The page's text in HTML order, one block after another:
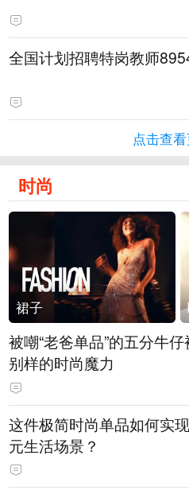
全国计划招聘特岗教师
点击查
时尚
裙子
被嘲“老爸单品”的五分牛
别样的时尚魔力
这件极简时尚单品如何实
元生活场景？